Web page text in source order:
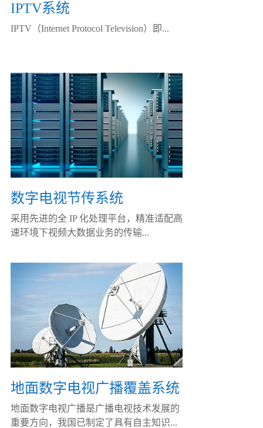
IPTV系统
IPTV（Internet Protocol Television）即...
数字电视节传系统
采用先进的全 IP 化处理平台，精准适配高
速环境下视频大数据业务的传输...
地面数字电视广播覆盖系统
地面数字电视广播是广播电视技术发展的
重要方向，我国已制定了具有自主知识...